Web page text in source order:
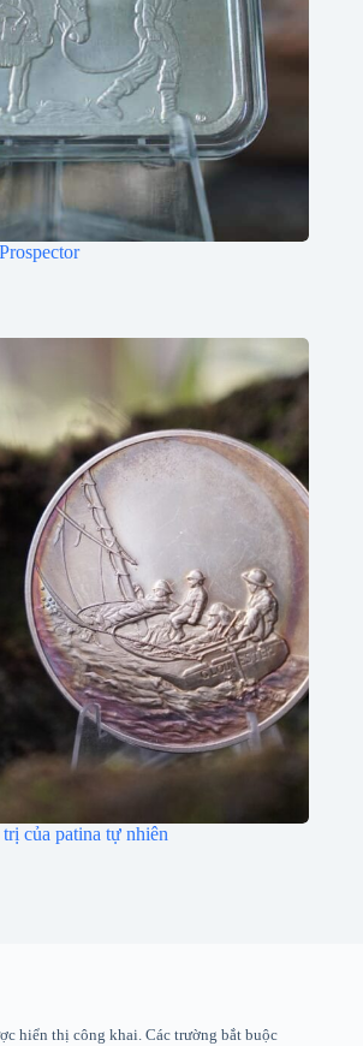
của patina tự nhiên
hiển thị công khai. Các trường bắt buộc